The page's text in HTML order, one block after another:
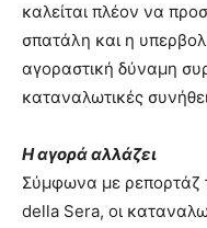
καλείται πλέον να
σπατάλη και η
αγοραστική δύναμη
καταναλωτικές
Η αγορά αλλάζει
Σύμφωνα με ρεπορτάζ
della Sera, οι